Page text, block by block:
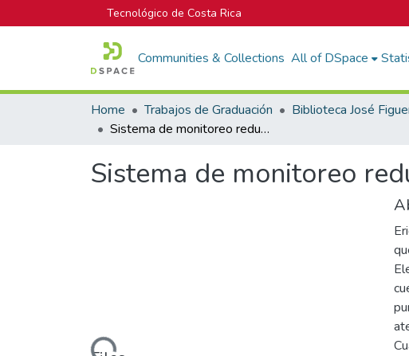
Tecnológico de Costa Rica
Communities & Collections All of DSpace
Home Trabajos de Graduación
Sistema de monitoreo redundante para radiobases de telefonía móvil
Sistema de monitoreo
Loading...